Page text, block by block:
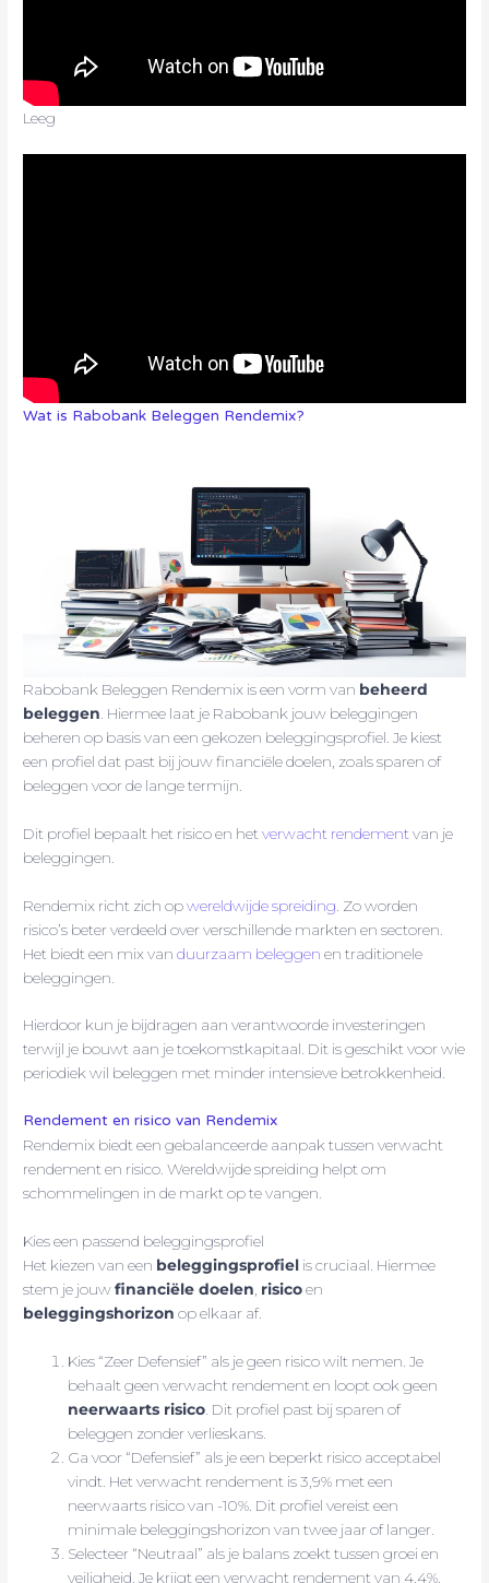
Leeg
Wat is Rabobank Beleggen Rendemix?
Rabobank Beleggen Rendemix is een vorm van beheerd
beleggen . Hiermee laat je Rabobank jouw beleggingen
beheren op basis van een gekozen beleggingsprofiel. Je kiest
een profiel dat past bij jouw financiële doelen, zoals sparen of
beleggen voor de lange termijn.
Dit profiel bepaalt het risico en hetverwacht rendement van je
beleggingen.
Rendemix richt zich opwereldwijde spreiding . Zo worden
risico’s beter verdeeld over verschillende markten en sectoren.
Het biedt een mix vanduurzaam beleggen en traditionele
beleggingen.
Hierdoor kun je bijdragen aan verantwoorde investeringen
terwijl je bouwt aan je toekomstkapitaal. Dit is geschikt voor wie
periodiek wil beleggen met minder intensieve betrokkenheid.
Rendement en risico van Rendemix
Rendemix biedt een gebalanceerde aanpak tussen verwacht
rendement en risico. Wereldwijde spreiding helpt om
schommelingen in de markt op te vangen.
Kies een passend beleggingsprofiel
Het kiezen van een beleggingsprofiel is cruciaal. Hiermee
stem je jouwfinanciële doelen, risicoen
beleggingshorizon op elkaar af.
Kies “Zeer Defensief” als je geen risico wilt nemen. Je
behaalt geen verwacht rendement en loopt ook geen
neerwaarts risico . Dit profiel past bij sparen of
beleggen zonder verlieskans.
Ga voor “Defensief” als je een beperkt risico acceptabel
vindt. Het verwacht rendement is 3,9% met een
neerwaarts risico van -10%. Dit profiel vereist een
minimale beleggingshorizon van twee jaar of langer.
Selecteer “Neutraal” als je balans zoekt tussen groei en
veiligheid. Je krijgt een verwacht rendement van 4,4%,